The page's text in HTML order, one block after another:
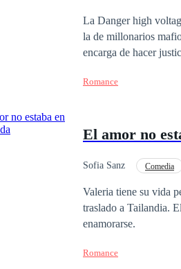
despertar.
La Danger high
la de millonarios
encarga de hacer
cumplirla.
Romance
El amor no
Sofia Sanz Comedia
Valeria tiene su vida
traslado a Tailandia.
enamorarse.
Romance